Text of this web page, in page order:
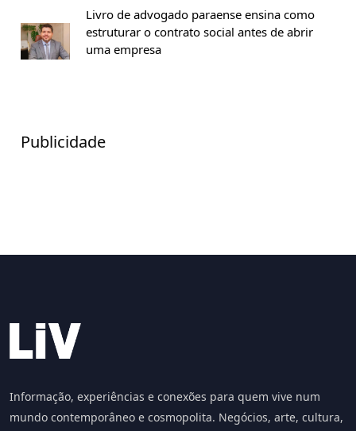
Livro de advogado paraense ensina como
estruturar o contrato social antes de abrir
uma empresa
Publicidade
Informação, experiências e conexões para quem vive num
mundo contemporâneo e cosmopolita. Negócios, arte, cultura,